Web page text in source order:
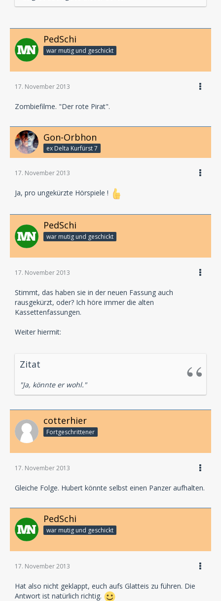
PedSchi
war mutig und geschickt
17. November 2013
Zombiefilme. "Der rote Pirat".
Gon-Orbhon
ex Delta Kurfürst 7
17. November 2013
Ja, pro ungekürzte Hörspiele !
PedSchi
war mutig und geschickt
17. November 2013
Stimmt, das haben sie in der neuen Fassung auch
rausgekürzt, oder? Ich höre immer die alten
Kassettenfassungen.
Weiter hiermit:
Zitat
"Ja, könnte er wohl."
cotterhier
Fortgeschrittener
17. November 2013
Gleiche Folge. Hubert könnte selbst einen Panzer aufhalten.
PedSchi
war mutig und geschickt
17. November 2013
Hat also nicht geklappt, euch aufs Glatteis zu führen. Die
Antwort ist natürlich richtig.